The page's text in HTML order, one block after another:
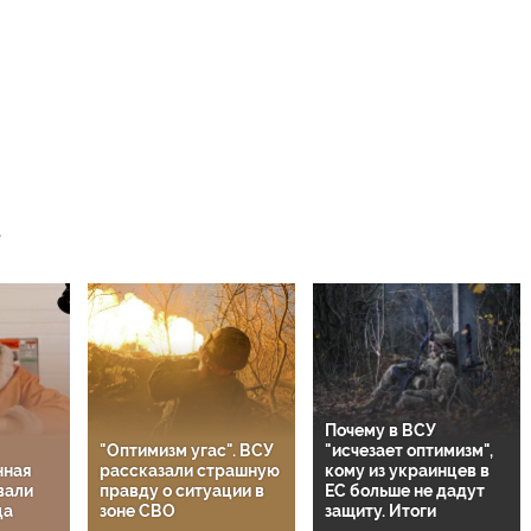
"Оптимизм угас". ВСУ
рассказали страшную
правду о ситуации в
зоне СВО
Почему в ВСУ
"исчезает оптимизм",
кому из украинцев в
ЕС больше не дадут
защиту. Итоги